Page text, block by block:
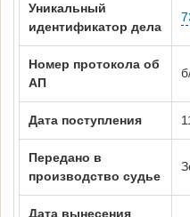
Уникальный
идентификатор дела
Номер протокола об
АП
Дата поступления
Передано в
производство судье
Дата вынесения